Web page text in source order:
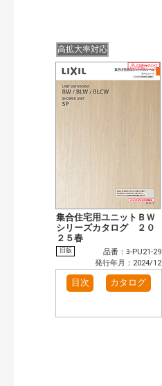
高拡大率対応
集合住宅用ユニットＢＷ
シリーズカタログ ２０
２５春
旧版
品番：ﾖ-PU21-29
発行年月：2024/12
目次 カタログ